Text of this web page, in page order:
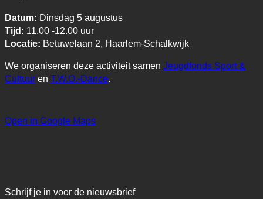
Datum: Dinsdag 5 augustus
Tijd: 11.00 -12.00 uur
Locatie: Betuwelaan 2, Haarlem-Schalkwijk
We organiseren deze activiteit samen Jeugdfonds Sport &
Cultuur en T.W.O.-Dance.
Open in Google Maps
Schrijf je in voor de nieuwsbrief